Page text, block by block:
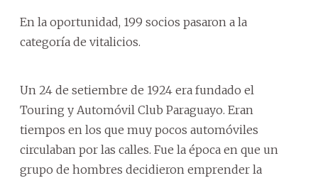
En la oportunidad, 199 socios pasaron a la
categoría de vitalicios.
Un 24 de setiembre de 1924 era fundado el
Touring y Automóvil Club Paraguayo. Eran
tiempos en los que muy pocos automóviles
circulaban por las calles. Fue la época en que un
grupo de hombres decidieron emprender la